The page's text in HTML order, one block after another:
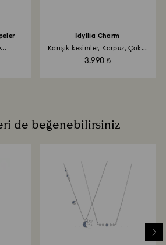
Idyllia Charm
Karışık kesimler, Karpuz, Çok...
3.990 ₺
de beğenebilirsiniz